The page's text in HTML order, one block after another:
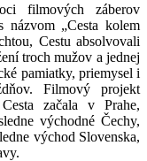
filmových záberov
názvom „Cesta kolem
Cestu absolvovali
troch mužov a jednej
pamiatky, priemysel i
Filmový projekt
začala v Prahe,
východné Čechy,
východ Slovenska,